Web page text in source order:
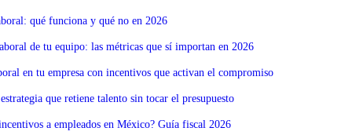
qué funciona y qué no en 2026
de tu equipo: las métricas que sí importan en 2026
en tu empresa con incentivos que activan el compromiso
que retiene talento sin tocar el presupuesto
a empleados en México? Guía fiscal 2026